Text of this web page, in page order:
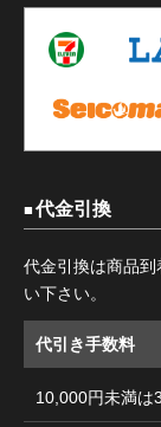
代金引換
代金引換は商品
い下さい。
代引き手数料
10,000円未満は